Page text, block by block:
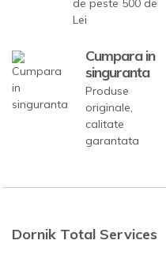
de peste 500 de
Lei
Cumpara in
singuranta
Produse
originale,
calitate
garantata
Dornik Total Services